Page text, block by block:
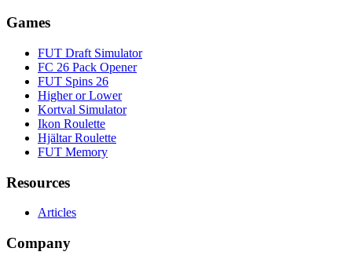
Games
FUT Draft Simulator
FC 26 Pack Opener
FUT Spins 26
Higher or Lower
Kortval Simulator
Ikon Roulette
Hjältar Roulette
FUT Memory
Resources
Articles
Company